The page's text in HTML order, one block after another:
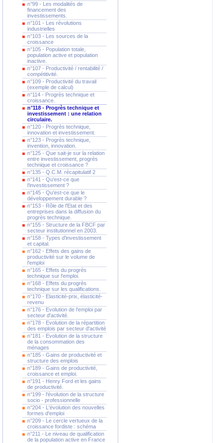
n°99 - Les modalités de
financement des
investissements.
n°101 - Les révolutions
industrielles
n°103 - Les sources de la
croissance
n°105 - Population totale,
population active et population
inactive.
n°107 - Productivité / rentabilité /
compétitivité.
n°109 - Productivité du travail
(exemple de calcul)
n°114 - Progrès technique et
croissance.
n°118 - Progrès technique et
investissement : une relation
circulaire.
n°120 - Progrès technique,
innovation et investissement.
n°123 - Progrès technique,
invention, innovation.
n°125 - Que sait-je sur la relation
entre investissement, progrès
technique et croissance ?
n°135 - Q.C.M. récapitulatif 2
n°141 - Qu'est-ce que
l'investissement ?
n°145 - Qu'est-ce que le
développement durable ?
n°153 - Rôle de l'Etat et des
entreprises dans la diffusion du
progrès technique.
n°155 - Structure de la FBCF par
secteur institutionnel en 2003.
n°158 - Types d'investissement
et capital.
n°162 - Effets des gains de
productivité sur le volume de
l'emploi
n°165 - Effets du progrès
technique sur l'emploi.
n°168 - Effets du progrès
technique sur les qualifications.
n°170 - Elasticité-prix, élasticité-
revenu
n°176 - Evolution de l'emploi par
secteur d'activité.
n°178 - Evolution de la répartition
des emplois par secteur d'activité
n°181 - Evolution de la structure
de la consommation des
ménages
n°185 - Gains de productivité et
structure des emplois
n°189 - Gains de productivité,
croissance et emploi.
n°191 - Henry Ford et les gains
de productivité.
n°199 - l'évolution de la structure
socio - professionnelle
n°204 - L'évolution des nouvelles
formes d'emploi
n°209 - Le cercle vertueux de la
croissance fordiste : schéma
n°211 - Le niveau de qualification
de la population active en France